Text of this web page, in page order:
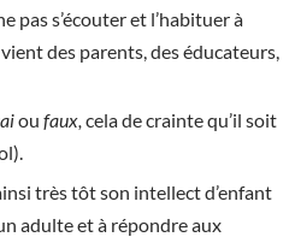
pas s’écouter et l’habituer à
des parents, des éducateurs,
ou faux, cela de crainte qu’il soit
très tôt son intellect d’enfant
adulte et à répondre aux